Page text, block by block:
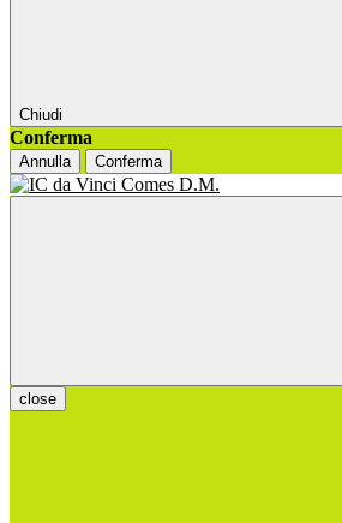
Chiudi
Conferma
Annulla Conferma
close